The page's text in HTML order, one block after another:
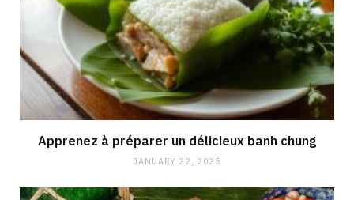
Apprenez à préparer un délicieux banh chung
JANUARY 22, 2025